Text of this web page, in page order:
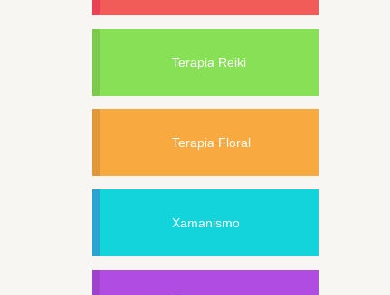
Terapia Reiki
Terapia Floral
Xamanismo